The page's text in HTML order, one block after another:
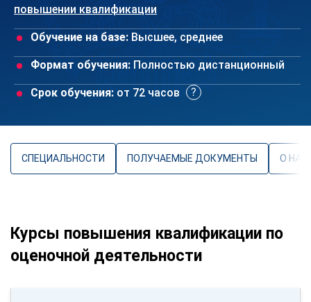
повышении квалификации
Обучение на базе: Высшее, среднее
Формат обучения: Полностью дистанционный
Срок обучения: от 72 часов
СПЕЦИАЛЬНОСТИ ПОЛУЧАЕМЫЕ ДОКУМЕНТЫ О
Курсы повышения квалификации по
оценочной деятельности